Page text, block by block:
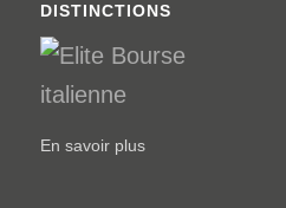
DISTINCTIONS
En savoir plus